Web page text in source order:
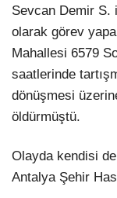
Sevcan Demir S.
olarak görev
Mahallesi 6579
saatlerinde
dönüşmesi
öldürmüştü.
Olayda kendisi
Antalya Şehir